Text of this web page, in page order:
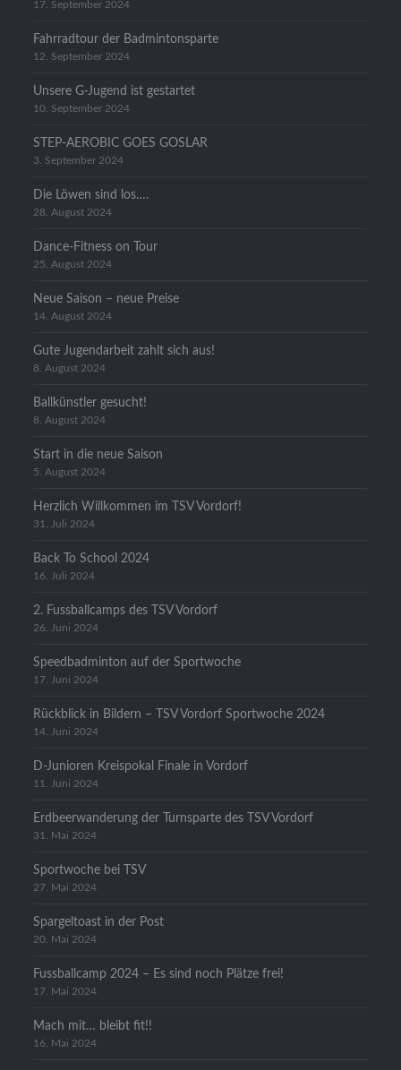
17. September 2024
Fahrradtour der Badmintonsparte
12. September 2024
Unsere G-Jugend ist gestartet
10. September 2024
STEP-AEROBIC GOES GOSLAR
3. September 2024
Die Löwen sind los….
28. August 2024
Dance-Fitness on Tour
25. August 2024
Neue Saison – neue Preise
14. August 2024
Gute Jugendarbeit zahlt sich aus!
8. August 2024
Ballkünstler gesucht!
8. August 2024
Start in die neue Saison
5. August 2024
Herzlich Willkommen im TSV Vordorf!
31. Juli 2024
Back To School 2024
16. Juli 2024
2. Fussballcamps des TSV Vordorf
26. Juni 2024
Speedbadminton auf der Sportwoche
17. Juni 2024
Rückblick in Bildern – TSV Vordorf Sportwoche 2024
14. Juni 2024
D-Junioren Kreispokal Finale in Vordorf
11. Juni 2024
Erdbeerwanderung der Turnsparte des TSV Vordorf
31. Mai 2024
Sportwoche bei TSV
27. Mai 2024
Spargeltoast in der Post
20. Mai 2024
Fussballcamp 2024 – Es sind noch Plätze frei!
17. Mai 2024
Mach mit… bleibt fit!!
16. Mai 2024